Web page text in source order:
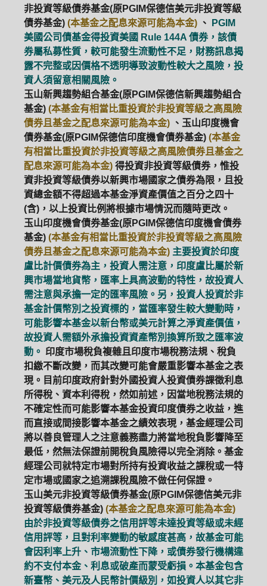
非投資等級債券基金(原PGIM保德信美元非投資等級
債券基金) (本基金之配息來源可能為本金) 、
PGIM
美國公司債基金得投資美國 Rule 144A 債券，該債
券屬私募性質，較可能發生流動性不足，財務訊息揭
露不完整或因價格不透明導致波動性較大之風險，投
資人須留意相關風險。
玉山新興趨勢組合基金(原PGIM保德信新興趨勢組合
基金) (本基金有相當比重投資於非投資等級之高風險
債券且基金之配息來源可能為本金) 、玉山印度機會
債券基金(原PGIM保德信印度機會債券基金) (本基金
有相當比重投資於非投資等級之高風險債券且基金之
配息來源可能為本金) 得投資非投資等級債券，惟投
資非投資等級債券以新興市場國家之債券為限，且投
資總金額不得超過本基金淨資產價值之百分之四十
(含)，以上投資比例將根據市場情況而隨時更改。
玉山印度機會債券基金(原PGIM保德信印度機會債券
基金) (本基金有相當比重投資於非投資等級之高風險
債券且基金之配息來源可能為本金) 主要投資於印度
盧比計價債券為主，投資人需注意，印度盧比屬於新
興市場當地貨幣，匯率上具高波動的特性，故投資人
需注意與承擔一定的匯率風險。另，投資人投資於非
基金計價幣別之投資標的，當匯率發生較大變動時，
可能影響本基金以新台幣或美元計算之淨資產價值，
故投資人需額外承擔投資資產幣別換算所致之匯率波
動。 印度市場稅負複雜且印度市場稅務法規、稅負
扣繳不斷改變，而其改變可能會嚴重影響本基金之表
現。目前印度政府針對外國投資人投資債券課徵利息
所得稅、資本利得稅，然如前述，因當地稅務法規的
不確定性而可能影響本基金投資印度債券之收益，進
而直接或間接影響本基金之績效表現，基金經理公司
將以善良管理人之注意義務盡力將當地稅負影響降至
最低，然無法保證前開稅負風險得以完全消除。基金
經理公司就特定市場對所持有投資收益之課稅或一特
定市場或國家之追溯課稅風險不做任何保證。
玉山美元非投資等級債券基金(原PGIM保德信美元非
投資等級債券基金) (本基金之配息來源可能為本金)
由於非投資等級債券之信用評等未達投資等級或未經
信用評等，且對利率變動的敏感度甚高，故基金可能
會因利率上升、市場流動性下降，或債券發行機構違
約不支付本金、利息或破產而蒙受虧損。本基金包含
新臺幣、美元及人民幣計價級別，如投資人以其它非